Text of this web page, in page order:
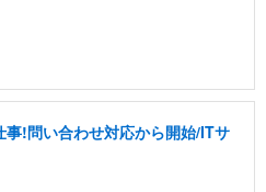
!問い合わせ対応から開始/ITサ